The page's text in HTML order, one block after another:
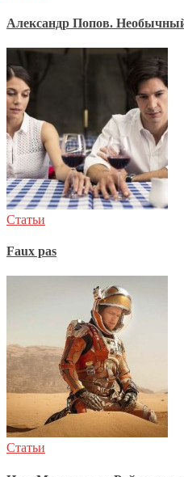
Александр Попов.
Статьи
Faux pas
Статьи